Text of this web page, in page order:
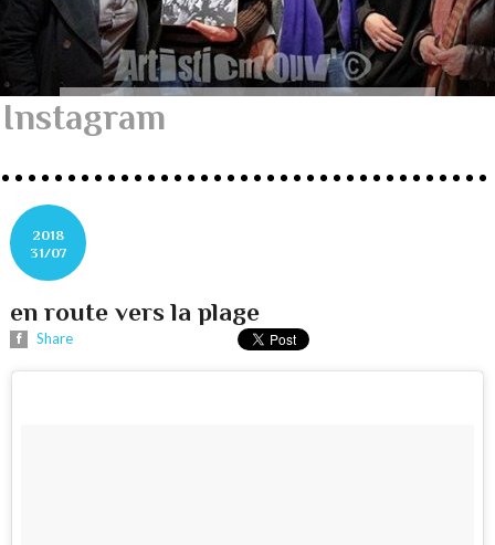
Instagram
2018
31/07
en route vers la plage
Share